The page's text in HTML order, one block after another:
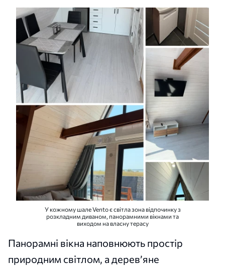
У кожному шале Vento є світла зона відпочинку з
розкладним диваном, панорамними вікнами та
виходом на власну терасу
Панорамні вікна наповнюють простір
природним світлом, а дерев’яне